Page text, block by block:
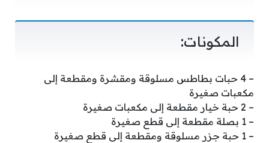
المكونات:
– 4 حبات بطاطس مسلوقة ومقشرة ومقطعة إلى
مكعبات صغيرة
– 2 حبة خيار مقطعة إلى مكعبات صغيرة
– 1 بصلة مقطعة إلى قطع صغيرة
– 1 حبة جزر مسلوقة ومقطعة إلى قطع صغيرة